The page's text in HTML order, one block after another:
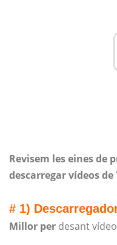
Revisem les eines de
descarregar vídeos
# 1)
Millor per desant